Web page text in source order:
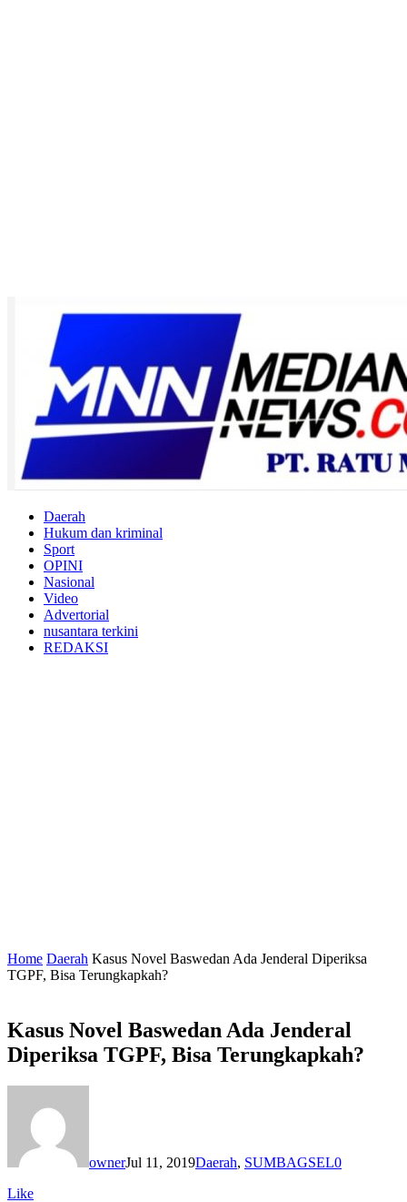
Daerah
Hukum dan kriminal
Sport
OPINI
Nasional
Video
Advertorial
nusantara terkini
REDAKSI
Home Daerah Kasus Novel Baswedan Ada Jenderal Diperiksa
TGPF, Bisa Terungkapkah?
Kasus Novel Baswedan Ada Jenderal
Diperiksa TGPF, Bisa Terungkapkah?
ownerJul 11, 2019Daerah, SUMBAGSEL0
Like